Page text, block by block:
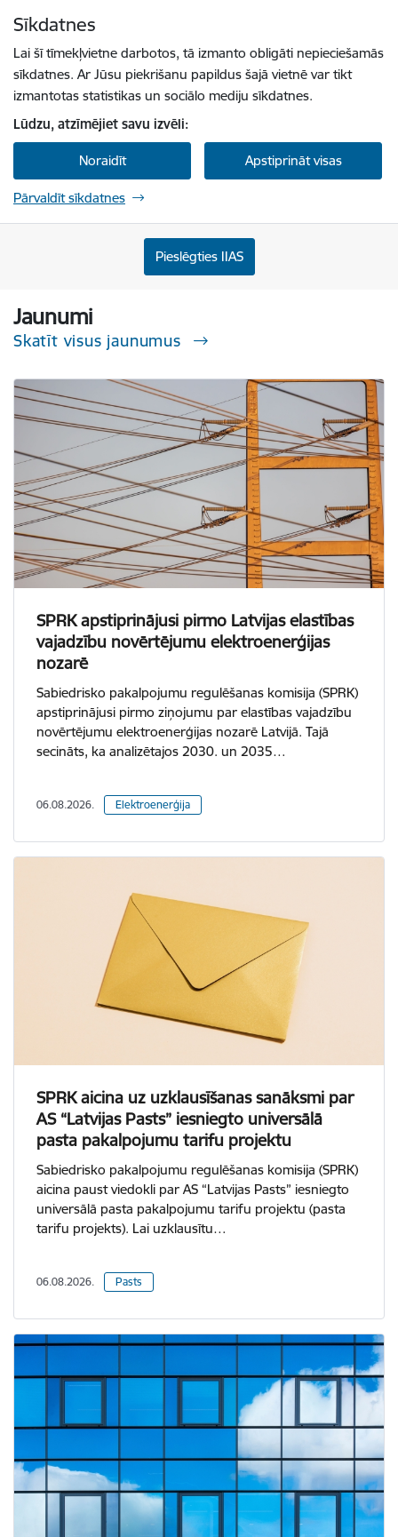
Sīkdatnes
Lai šī tīmekļvietne darbotos, tā izmanto obligāti nepieciešamās
sīkdatnes. Ar Jūsu piekrišanu papildus šajā vietnē var tikt
izmantotas statistikas un sociālo mediju sīkdatnes.
Lūdzu, atzīmējiet savu izvēli:
Noraidīt Apstiprināt visas
Pārvaldīt sīkdatnes
Sabiedrisko pakalpojumu regulēšanas
Pieslēgties IIAS
Jaunumi
Skatīt visus jaunumus
SPRK apstiprinājusi pirmo Latvijas elastības
vajadzību novērtējumu elektroenerģijas
nozarē
Sabiedrisko pakalpojumu regulēšanas komisija (SPRK)
apstiprinājusi pirmo ziņojumu par elastības vajadzību
novērtējumu elektroenerģijas nozarē Latvijā. Tajā
secināts, ka analizētajos 2030. un 2035…
06.08.2026. Elektroenerģija
SPRK aicina uz uzklausīšanas sanāksmi par
AS “Latvijas Pasts” iesniegto universālā
pasta pakalpojumu tarifu projektu
Sabiedrisko pakalpojumu regulēšanas komisija (SPRK)
aicina paust viedokli par AS “Latvijas Pasts” iesniegto
universālā pasta pakalpojumu tarifu projektu (pasta
tarifu projekts). Lai uzklausītu…
06.08.2026. Pasts